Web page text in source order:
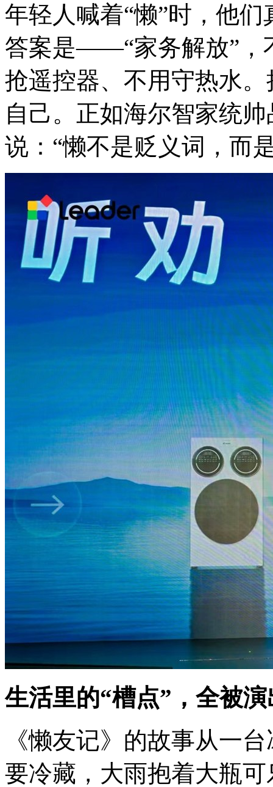
年轻人喊着“懒”时，他
答案是——“家务解放”，
抢遥控器、不用守热水
自己。正如海尔智家统
说：“懒不是贬义词，而
生活里的“槽点”，全被
《懒友记》的故事从一
要冷藏，大雨抱着大瓶